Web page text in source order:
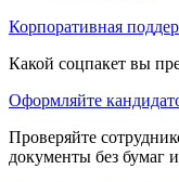
Корпоративная
Какой соцпакет вы
Оформляйте
Проверяйте
документы без бумаг